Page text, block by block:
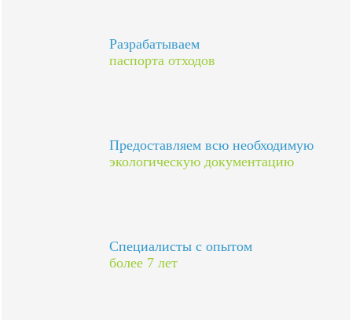
Разрабатываем
паспорта отходов
Предоставляем всю необходимую
экологическую документацию
Специалисты с опытом
более 7 лет